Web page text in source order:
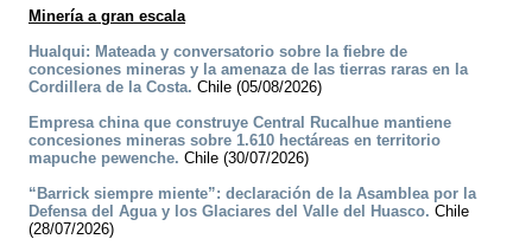
Minería a gran escala
Hualqui: Mateada y conversatorio sobre la fiebre de
concesiones mineras y la amenaza de las tierras raras en la
Cordillera de la Costa. Chile (05/08/2026)
Empresa china que construye Central Rucalhue mantiene
concesiones mineras sobre 1.610 hectáreas en territorio
mapuche pewenche. Chile (30/07/2026)
“Barrick siempre miente”: declaración de la Asamblea por la
Defensa del Agua y los Glaciares del Valle del Huasco. Chile
(28/07/2026)